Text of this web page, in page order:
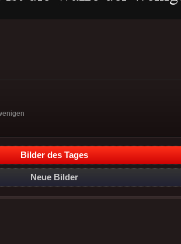
Bilder des Tages
Neue Bilder